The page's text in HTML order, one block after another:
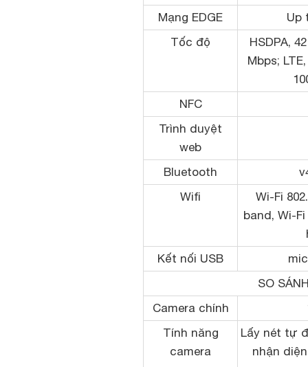
Mạng EDGE
Up
Tốc độ
HSDPA,
Mbps;
NFC
Trình duyệt
web
Bluetooth
Wifi
Wi-Fi
band, Wi-
Kết nối USB
SO
Camera chính
Tính năng
camera
Lấy nét tự
nhận